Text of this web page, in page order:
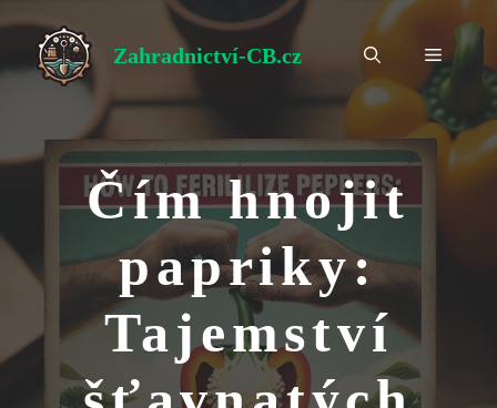
obsah
Zahradnictví-CB.cz Menu
Čím hnojit
papriky:
Tajemství